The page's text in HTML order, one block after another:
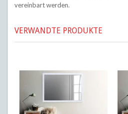
vereinbart werden.
VERWANDTE PRODUKTE